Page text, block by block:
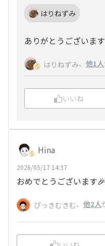
はりねずみ
ありがとうございま
はりねずみ、 他1人
いいね
Hina
2026/05/17 14:37
おめでとうございます🎉
ぴっきむきむ、 他2人